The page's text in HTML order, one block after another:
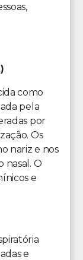
como
pela
por
Os
nariz e nos
nasal. O
e
e